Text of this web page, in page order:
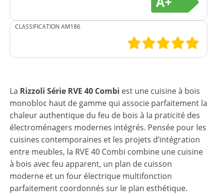
CLASSIFICATION AM186
La Rizzoli Série RVE 40 Combi est une cuisine à bois
monobloc haut de gamme qui associe parfaitement la
chaleur authentique du feu de bois à la praticité des
électroménagers modernes intégrés. Pensée pour les
cuisines contemporaines et les projets d’intégration
entre meubles, la RVE 40 Combi combine une cuisine
à bois avec feu apparent, un plan de cuisson
moderne et un four électrique multifonction
parfaitement coordonnés sur le plan esthétique.